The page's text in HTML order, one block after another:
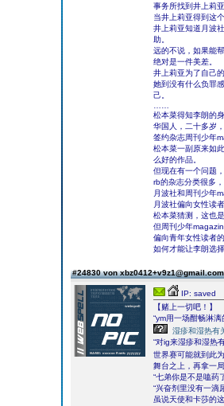
事务所找到井上莉
当井上莉亚得到这
井上莉亚知道月波
助。
远的不说，如果能
绝对是一件美差。
井上莉亚为了自己
她到没有什么负罪
己。
松本菜得知李朗的
华国人，二十多岁
签约杂志周刊少年
松本菜一副原来如
么好的作品。
但现在有一个问题
rb的杂志分类很多
月波社和周刊少年
月波社偏向女性读
松本菜猜测，这也
但周刊少年
偏向青年女性读者
如何才能让李朗选
#24830 von
IP: saved
【赌上一切吧！】
“ym用一场酣畅淋
湿疹和湿热有
“对ig来湿疹和湿热
世界赛可能就到此
舞台之上，再拿一
“七弟你是不是嗑药
“兴奋剂里没有一滴
虽说天使和卡莎的